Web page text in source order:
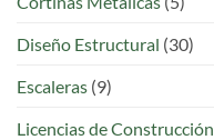
Diseño Estructural (30)
Escaleras (9)
Licencias de Construcción